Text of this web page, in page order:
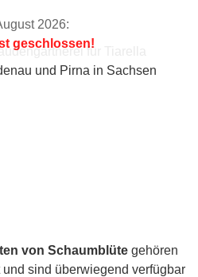
2026:
geschlossen!
von Schaumblüte gehören
sind überwiegend verfügbar